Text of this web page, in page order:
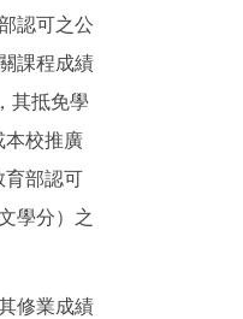
認可之公
課程成績
其抵免學
本校推廣
育部認可
學分）之
修業成績